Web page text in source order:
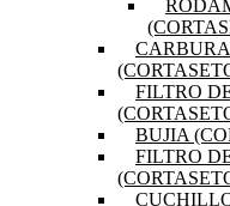
FILTRO
BUJIA
FILTRO